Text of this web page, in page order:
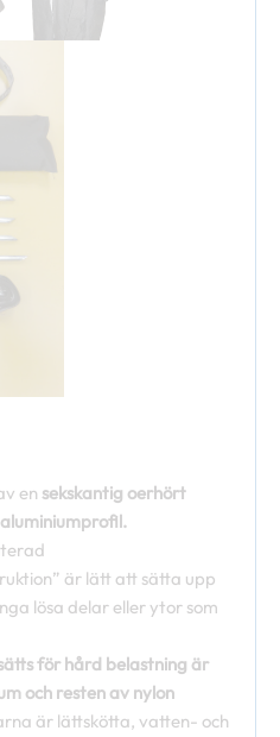
en sekskantig oerhört
är lätt att sätta upp
lösa delar eller ytor som
för hård belastning är
och resten av nylon
är lättskötta, vatten- och